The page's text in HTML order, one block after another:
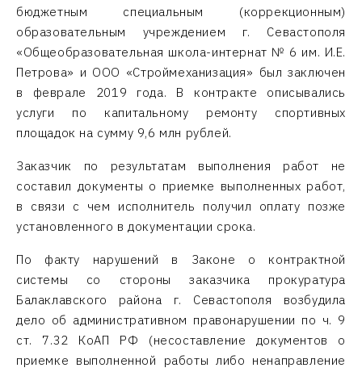
бюджетным специальным (коррекционным)
образовательным учреждением г. Севастополя
«Общеобразовательная школа-интернат № 6 им. И.Е.
Петрова» и ООО «Строймеханизация» был заключен
в феврале 2019 года. В контракте описывались
услуги по капитальному ремонту спортивных
площадок на сумму 9,6 млн рублей.
Заказчик по результатам выполнения работ не
составил документы о приемке выполненных работ,
в связи с чем исполнитель получил оплату позже
установленного в документации срока.
По факту нарушений в Законе о контрактной
системы со стороны заказчика прокуратура
Балаклавского района г. Севастополя возбудила
дело об административном правонарушении по ч. 9
ст. 7.32 КоАП РФ (несоставление документов о
приемке выполненной работы либо ненаправление